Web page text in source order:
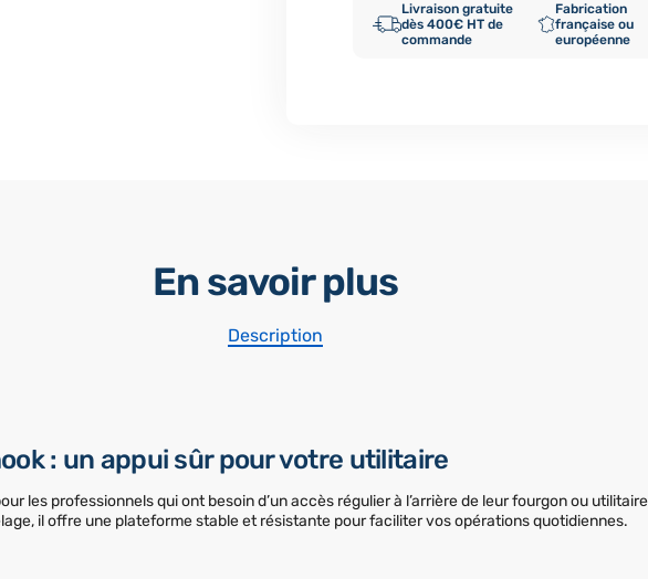
Livraison gratuite
dès 400€ HT de
commande
Fabrication
française ou
européenne
En savoir plus
Description
: un appui sûr pour votre utilitaire
les professionnels qui ont besoin d’un accès régulier à l’arrière de leur fourgon ou
il offre une plateforme stable et résistante pour faciliter vos opérations quotidiennes.